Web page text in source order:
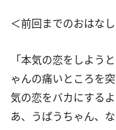
＜前回までのおはな
「本気の恋をしよう
ゃんの痛いところを
気の恋をバカにする
あ、うばうちゃん、